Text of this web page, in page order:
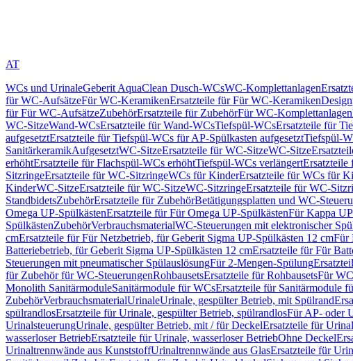
AT
WCs und UrinaleGeberit AquaClean Dusch-WCsWC-Komplettanlagen
für WC-AufsätzeFür WC-KeramikenErsatzteile für Für WC-Keramiken
für Für WC-AufsätzeZubehörErsatzteile für ZubehörFür WC-Komplettanlagen
WC-SitzeWand-WCsErsatzteile für Wand-WCsTiefspül-WCsErsatzteile für
aufgesetztErsatzteile für Tiefspül-WCs für AP-Spülkasten aufgesetztTiefspül-
SanitärkeramikAufgesetztWC-SitzeErsatzteile für WC-SitzeWC-Sitze
erhöhtErsatzteile für Flachspül-WCs erhöhtTiefspül-WCs verlängertErsatzteile
SitzringeErsatzteile für WC-SitzringeWCs für KinderErsatzteile für WCs für
KinderWC-SitzeErsatzteile für WC-SitzeWC-SitzringeErsatzteile für WC-
StandbidetsZubehörErsatzteile für ZubehörBetätigungsplatten und WC-
Omega UP-SpülkästenErsatzteile für Für Omega UP-SpülkästenFür Kappa
SpülkästenZubehörVerbrauchsmaterialWC-Steuerungen mit elektronischer
cmErsatzteile für Für Netzbetrieb, für Geberit Sigma UP-Spülkästen 12 cmFür
Batteriebetrieb, für Geberit Sigma UP-Spülkästen 12 cmErsatzteile für Für
Steuerungen mit pneumatischer SpülauslösungFür 2-Mengen-Spülung
für Zubehör für WC-SteuerungenRohbausetsErsatzteile für RohbausetsFür
Monolith SanitärmoduleSanitärmodule für WCsErsatzteile für Sanitärmodule
ZubehörVerbrauchsmaterialUrinaleUrinale, gespülter Betrieb, mit Spülrand
spülrandlosErsatzteile für Urinale, gespülter Betrieb, spülrandlosFür AP- oder
UrinalsteuerungUrinale, gespülter Betrieb, mit / für DeckelErsatzteile für
wasserloser BetriebErsatzteile für Urinale, wasserloser BetriebOhne Deckel
Urinaltrennwände aus KunststoffUrinaltrennwände aus GlasErsatzteile für